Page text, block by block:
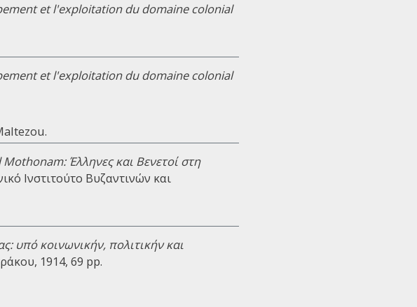
et l'exploitation du domaine colonial
et l'exploitation du domaine colonial
Έλληνες και Βενετοί στη
Ινστιτούτο Βυζαντινών και
υπό κοινωνικήν, πολιτικήν και
1914, 69 pp.